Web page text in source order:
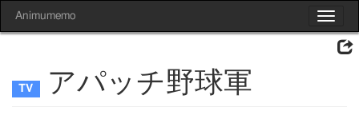
Toggle
Animumemo
アパッチ野球軍